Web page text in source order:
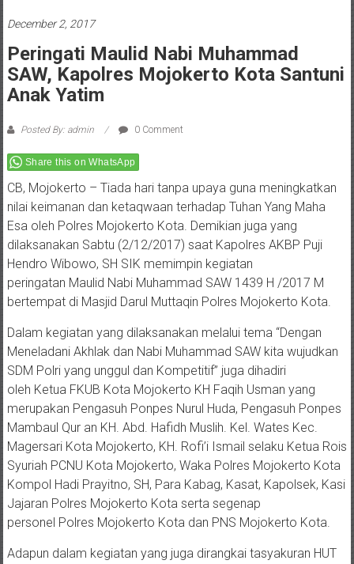
December 2, 2017
Peringati Maulid Nabi Muhammad
SAW, Kapolres Mojokerto Kota Santuni
Anak Yatim
Posted By: admin 0 Comment
Share this on WhatsApp
CB, Mojokerto – Tiada hari tanpa upaya guna meningkatkan
nilai keimanan dan ketaqwaan terhadap Tuhan Yang Maha
Esa oleh Polres Mojokerto Kota. Demikian juga yang
dilaksanakan Sabtu (2/12/2017) saat Kapolres AKBP Puji
Hendro Wibowo, SH SIK memimpin kegiatan
peringatan Maulid Nabi Muhammad SAW 1439 H /2017 M
bertempat di Masjid Darul Muttaqin Polres Mojokerto Kota.
Dalam kegiatan yang dilaksanakan melalui tema “Dengan
Meneladani Akhlak dan Nabi Muhammad SAW kita wujudkan
SDM Polri yang unggul dan Kompetitif” juga dihadiri
oleh Ketua FKUB Kota Mojokerto KH Faqih Usman yang
merupakan Pengasuh Ponpes Nurul Huda, Pengasuh Ponpes
Mambaul Qur an KH. Abd. Hafidh Muslih. Kel. Wates Kec.
Magersari Kota Mojokerto, KH. Rofi’i Ismail selaku Ketua Rois
Syuriah PCNU Kota Mojokerto, Waka Polres Mojokerto Kota
Kompol Hadi Prayitno, SH, Para Kabag, Kasat, Kapolsek, Kasi
Jajaran Polres Mojokerto Kota serta segenap
personel Polres Mojokerto Kota dan PNS Mojokerto Kota.
Adapun dalam kegiatan yang juga dirangkai tasyakuran HUT